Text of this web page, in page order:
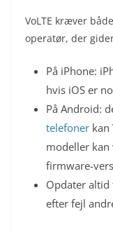
VoLTE kræver
operatør, der
På iPhone:
hvis iOS er
På Android:
telefoner kan
modeller
firmware-
Opdater
efter fejl